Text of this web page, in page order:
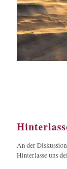
An der
Hinterlasse uns